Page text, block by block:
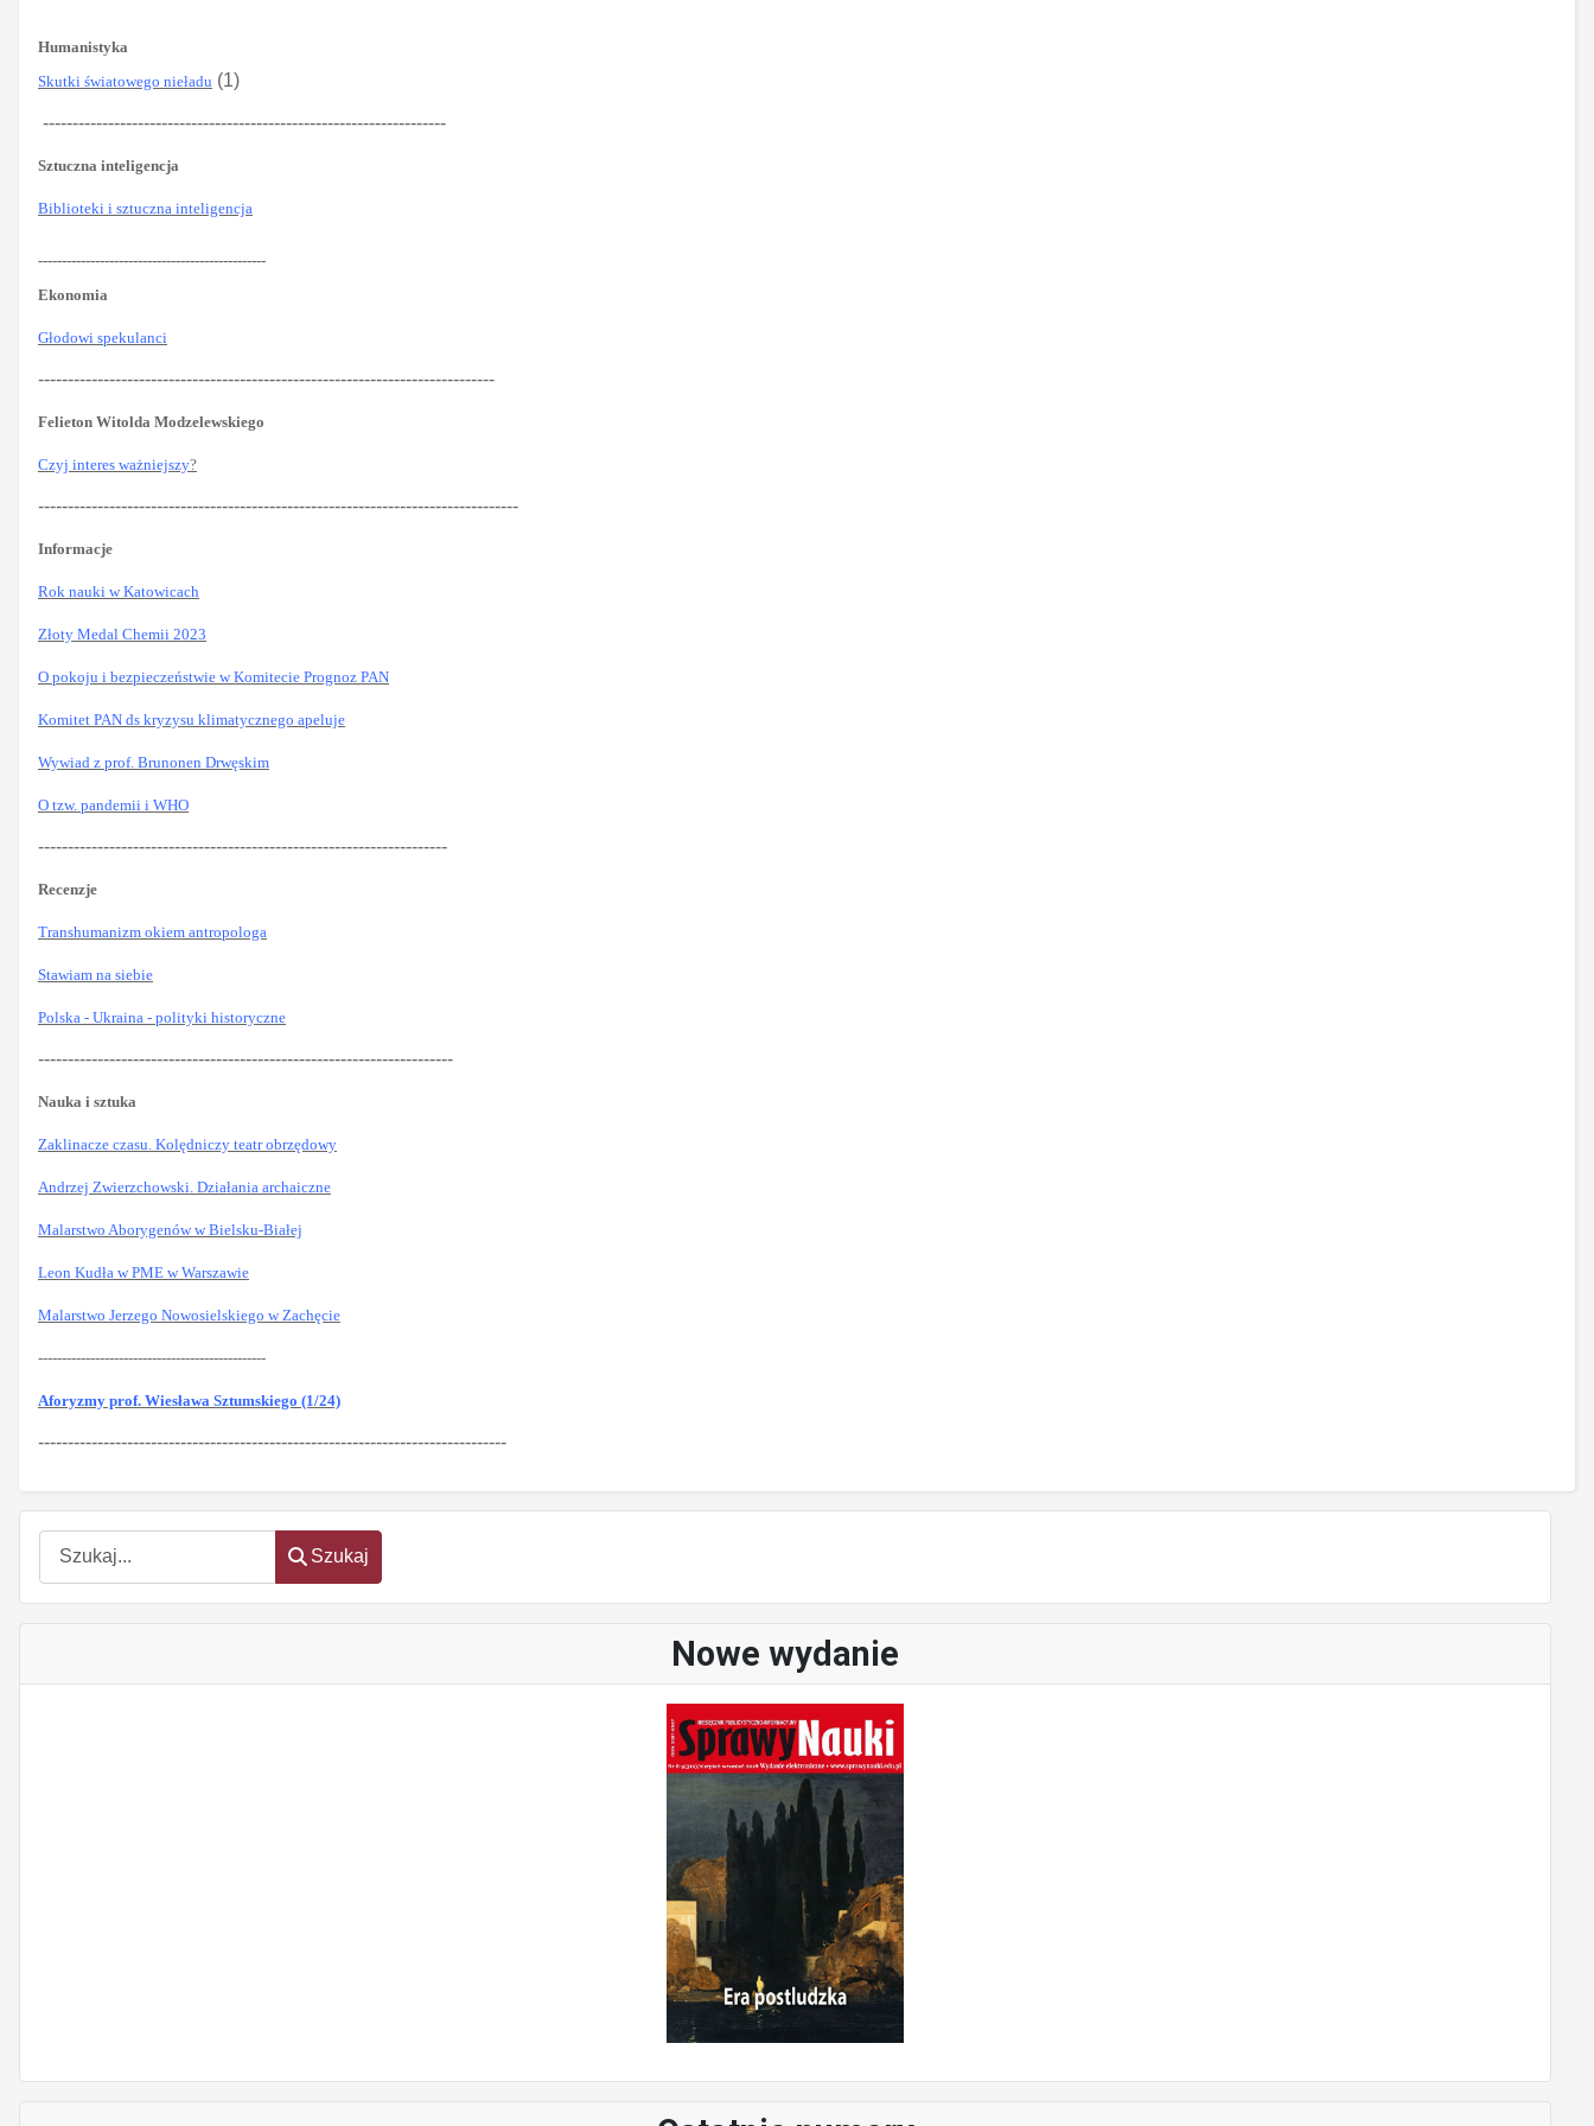
Szukaj
Szukaj
Nowe wydanie
Humanistyka
Skutki światowego nieładu (1)
--------------------------------------------------------------------
Sztuczna inteligencja
Biblioteki i sztuczna inteligencja
------------------------------------------------
Ekonomia
Głodowi spekulanci
-----------------------------------------------------------------------------
Felieton Witolda Modzelewskiego
Czyj interes ważniejszy?
---------------------------------------------------------------------------------
Informacje
Rok nauki w Katowicach
Złoty Medal Chemii 2023
O pokoju i bezpieczeństwie w Komitecie Prognoz PAN
Komitet PAN ds kryzysu klimatycznego apeluje
Wywiad z prof. Brunonen Drwęskim
O tzw. pandemii i WHO
---------------------------------------------------------------------
Recenzje
Transhumanizm okiem antropologa
Stawiam na siebie
Polska - Ukraina - polityki historyczne
----------------------------------------------------------------------
Nauka i sztuka
Zaklinacze czasu. Kolędniczy teatr obrzędowy
Andrzej Zwierzchowski. Działania archaiczne
Malarstwo Aborygenów w Bielsku-Białej
Leon Kudła w PME w Warszawie
Malarstwo Jerzego Nowosielskiego w Zachęcie
------------------------------------------------
Aforyzmy prof. Wiesława Sztumskiego (1/24)
-------------------------------------------------------------------------------